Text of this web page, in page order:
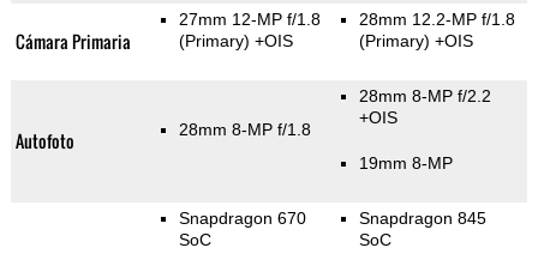
Cámara Primaria
27mm 12-MP f/1.8
(Primary) +OIS
28mm 12.2-MP f/1.8
(Primary) +OIS
Autofoto 28mm 8-MP f/1.8
28mm 8-MP f/2.2
+OIS
19mm 8-MP
Snapdragon 670
SoC
Snapdragon 845
SoC